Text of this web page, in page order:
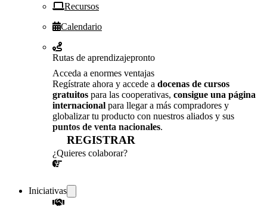
Recursos
Calendario
Rutas de aprendizajepronto
Acceda a enormes ventajas
Regístrate ahora y accede a docenas de cursos
gratuitos para las cooperativas, consigue una página
internacional para llegar a más compradores y
globalizar tu producto con nuestros aliados y sus
puntos de venta nacionales.
REGISTRAR
¿Quieres colaborar?
Iniciativas